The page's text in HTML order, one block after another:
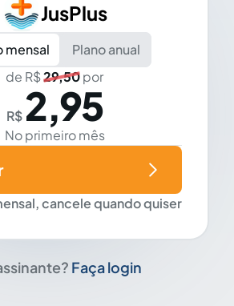
JusPlus
mensal
Plano anual
de R$29,50por
R$ 2,95
No primeiro mês
cancele quando quiser
Faça login